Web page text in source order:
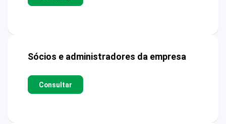
Sócios e administradores da empresa
Consultar